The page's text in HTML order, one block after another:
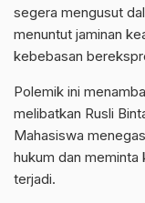
segera mengusut
menuntut jaminan
kebebasan
Polemik ini
melibatkan Rusli
Mahasiswa
hukum dan meminta
terjadi.